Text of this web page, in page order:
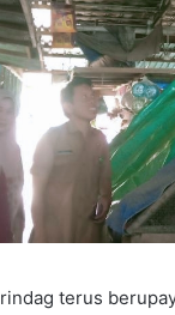
terus